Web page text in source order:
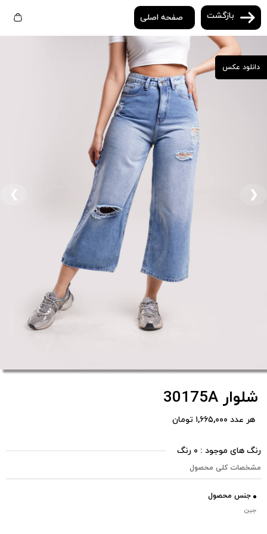
بازگشت صفحه اصلی
دانلود عکس
❮ ❯
شلوار 30175A
هر عدد ۱,۶۶۵,۰۰۰ تومان
رنگ های موجود : ۰ رنگ
مشخصات کلی محصول
جنس محصول
جین